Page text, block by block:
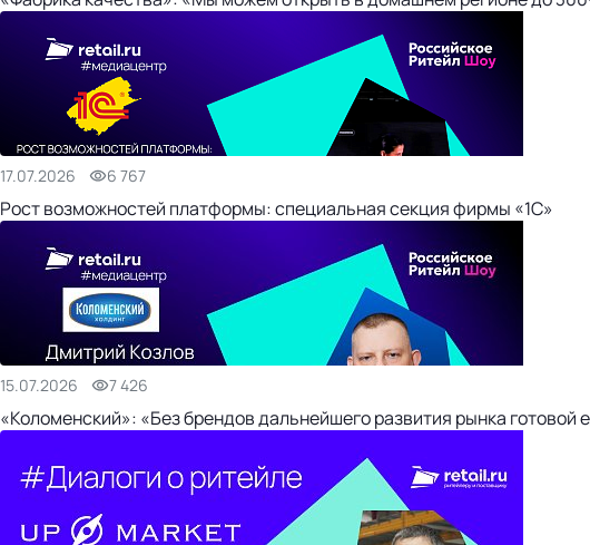
17.07.2026 6 767
Рост возможностей платформы: специальная секция фирмы «1С»
15.07.2026 7 426
«Коломенский»: «Без брендов дальнейшего развития рынка готовой